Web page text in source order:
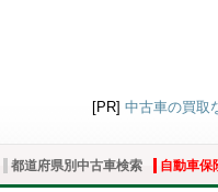
[PR] 中古車の買取
都道府県別中古車検索 自動車保